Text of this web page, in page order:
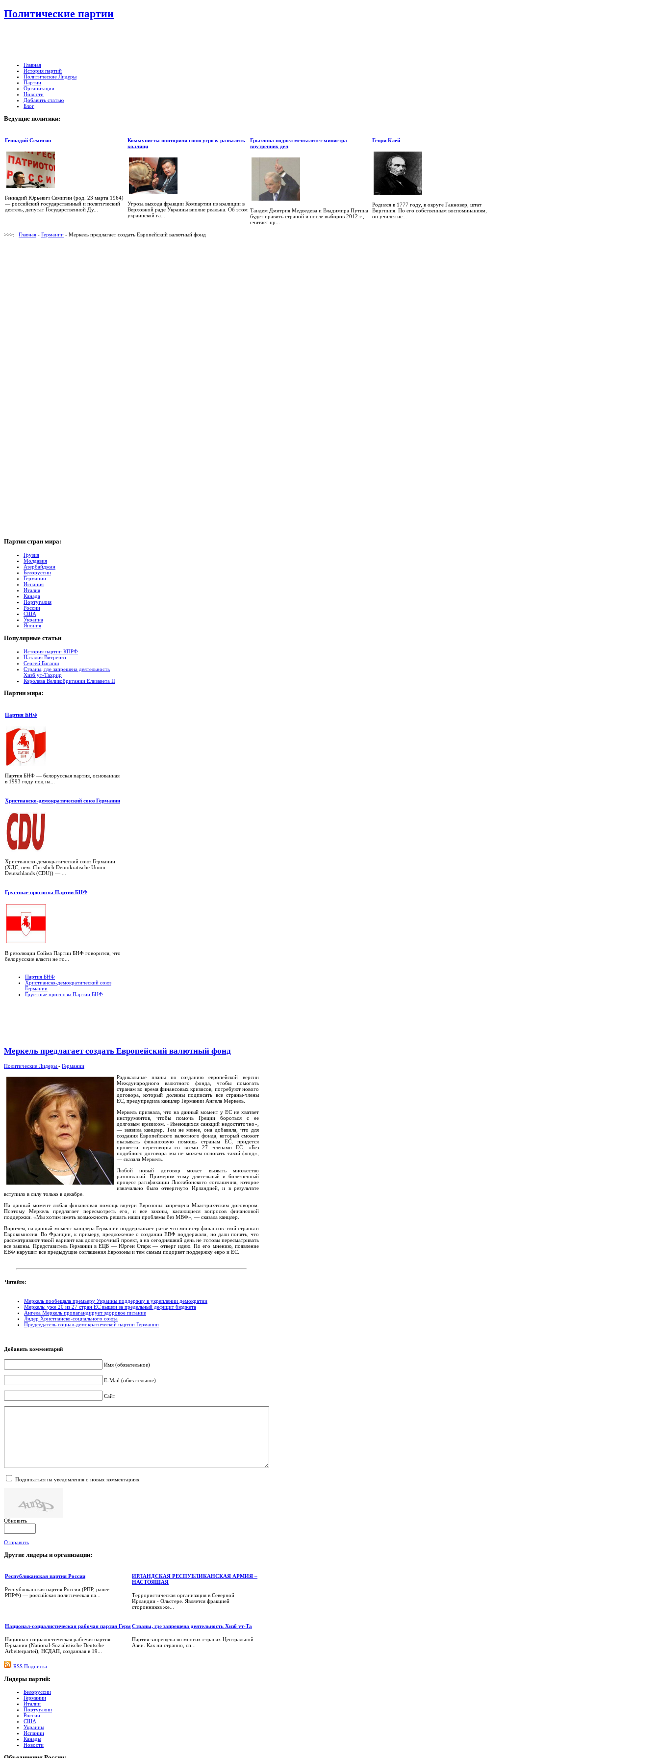
Политические партии
Главная
История партий
Политические Лидеры
Партии
Организации
Новости
Добавить статью
Блог
Ведущие политики:
Геннадий Семигин
Геннадий Юрьевич Семигин (род. 23 марта 1964)
— российский государственный и политический
деятель, депутат Государственной Ду...
Коммунисты повторили свою угрозу развалить
коалици
Угроза выхода фракции Компартии из коалиции в
Верховной раде Украины вполне реальна. Об этом
украинской га...
Грызлова подвел менталитет министра
внутренних дел
Тандем Дмитрия Медведева и Владимира Путина
будет править страной и после выборов 2012 г.,
считает пр...
Генри Клей
Родился в 1777 году, в округе Ганновер, штат
Виргиния. По его собственным воспоминаниям,
он учился ис...
>>>: Главная - Германии - Меркель предлагает создать Европейский валютный фонд
Партии стран мира:
Грузия
Молдавия
Азербайджан
Белоруссии
Германии
Испания
Италия
Канада
Португалия
России
США
Украина
Япония
Популярные cтатьи
История партии КПРФ
Наталия Витренко
Сергей Багапш
Страны, где запрещена деятельность
Хизб ут-Тахрир
Королева Великобритании Елизавета II
Партии мира:
Партия БНФ
Партия БНФ — белорусская партия, основанная
в 1993 году под на...
Христианско-демократический союз Германии
Христианско-демократический союз Германии
(ХДС; нем. Christlich Demokratische Union
Deutschlands (CDU)) — ...
Грустные прогнозы Партии БНФ
В резолюции Сойма Партии БНФ говорится, что
белорусские власти не го...
Партия БНФ
Христианско-демократический союз
Германии
Грустные прогнозы Партии БНФ
Меркель предлагает создать Европейский валютный фонд
Политические Лидеры - Германии
Радикальные планы по созданию европейской версии
Международного валютного фонда, чтобы помогать
странам во время финансовых кризисов, потребуют нового
договора, который должны подписать все страны-члены
ЕС, предупредила канцлер Германии Ангела Меркель.
Меркель признала, что на данный момент у ЕС не хватает
инструментов, чтобы помочь Греции бороться с ее
долговым кризисом. «Имеющихся санкций недостаточно»,
— заявила канцлер. Тем не менее, она добавила, что для
создания Европейского валютного фонда, который сможет
оказывать финансовую помощь странам ЕС, придется
провести переговоры со всеми 27 членами ЕС. «Без
подобного договора мы не можем основать такой фонд»,
— сказала Меркель.
Любой новый договор может вызвать множество
разногласий. Примером тому длительный и болезненный
процесс ратификации Лиссабонского соглашения, которое
изначально было отвергнуто Ирландией, и в результате
вступило в силу только в декабре.
На данный момент любая финансовая помощь внутри Еврозоны запрещена Маастрихтским договором.
Поэтому Меркель предлагает пересмотреть его, и все законы, касающиеся вопросов финансовой
поддержки. «Мы хотим иметь возможность решать наши проблемы без МВФ», — сказала канцлер.
Впрочем, на данный момент канцлера Германии поддерживает разве что министр финансов этой страны и
Еврокомиссия. Во Франции, к примеру, предложение о создании ЕВФ поддержали, но дали понять, что
рассматривают такой вариант как долгосрочный проект, а на сегодняшний день не готовы пересматривать
все законы. Представитель Германии в ЕЦБ — Юрген Старк — отверг идею. По его мнению, появление
ЕВФ нарушит все предыдущие соглашения Еврозоны и тем самым подорвет поддержку евро и ЕС.
Читайте:
Меркель пообещала премьеру Украины поддержку в укреплении демократии
Меркель: уже 20 из 27 стран ЕС вышли за предельный дефицит бюджета
Ангела Меркель пропагандирует здоровое питание
Лидер Христианско-социального союза
Председатель социал-демократической партии Германии
Добавить комментарий
Имя (обязательное)
E-Mail (обязательное)
Сайт
Подписаться на уведомления о новых комментариях
Обновить
Отправить
Другие лидеры и организации:
Республиканская партия России
Республиканская партия России (РПР, ранее —
РПРФ) — российская политическая па...
ИРЛАНДСКАЯ РЕСПУБЛИКАНСКАЯ АРМИЯ –
НАСТОЯЩАЯ
Террористическая организация в Северной
Ирландии - Ольстере. Является фракцией
сторонников же...
Национал-социалистическая рабочая партия Герм
Национал-социалистическая рабочая партия
Германии (National-Sozialistische Deutsche
Arbeiterpartei), НСДАП, созданная в 19...
Страны, где запрещена деятельность Хизб ут-Та
Партия запрещена во многих странах Центральной
Азии. Как ни странно, сп...
RSS Подписка
Лидеры партий:
Белоруссии
Германии
Италии
Португалии
России
США
Украины
Испании
Канады
Новости